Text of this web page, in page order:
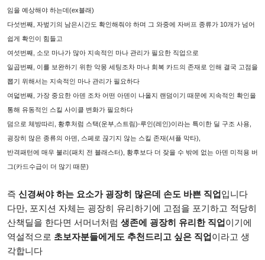
임을 예상해야 하는데(ex블래)
다섯번째, 자벞기의 남은시간도 확인해줘야 하며 그 와중에 자버프 종류가 10개가 넘어
쉽게 확인이 힘들고
여섯번째, 소모 마나가 많아 지속적인 마나 관리가 필요한 직업으로
일곱번째, 이를 보완하기 위한 악몽 세팅조차 마나 회복 카드의 존재로 인해 결국 고점을
뽑기 위해서는 지속적인 마나 관리가 필요하다
여덟번째, 가장 중요한 아덴 조차 어떤 아덴이 나올지 랜덤이기 때문에 지속적인 확인을
통해 유동적인 스킬 사이클 변화가 필요하다
덤으로 체방따리, 황후처럼 스택(운부,스트림)-루인(레인)이라는 특이한 딜 구조 사용,
굉장히 많은 종류의 아덴, 스페로 끊기지 않는 스킬 존재(셔플 막타),
반격패턴에 매우 불리(패치 전 블래스터), 황후보다 더 잦을 수 밖에 없는 아덴 미적용 버
그(카드수급이 더 많기 때문)
즉 신경써야 하는 요소가 굉장히 많은데 손도 바쁜 직업입니다
다만, 포지션 자체는 굉장히 유리하기에 고점을 포기하고 적당히
산책딜을 한다면 서머너처럼 생존에 굉장히 유리한 직업이기에
역설적으로 초보자분들에게도 추천드리고 싶은 직업이라고 생
각합니다